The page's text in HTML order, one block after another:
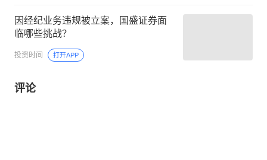
因经纪业务违规被立案，国盛证券面
临哪些挑战？
投资时间 打开APP
评论